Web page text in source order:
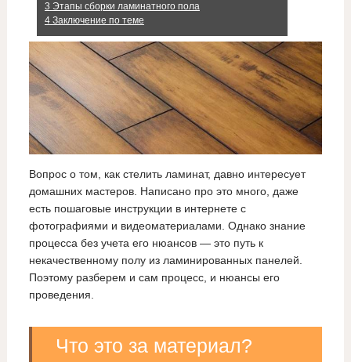
3 Этапы сборки ламинатного пола
4Заключение по теме
Вопрос о том, как стелить ламинат, давно интересует
домашних мастеров. Написано про это много, даже
есть пошаговые инструкции в интернете с
фотографиями и видеоматериалами. Однако знание
процесса без учета его нюансов — это путь к
некачественному полу из ламинированных панелей.
Поэтому разберем и сам процесс, и нюансы его
проведения.
Что это за материал?